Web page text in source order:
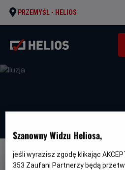
PRZEMYŚL - HELIOS
NAPISY
Szanowny Widzu Heliosa,
jeśli wyrazisz zgodę klikając
353 Zaufani Partnerzy będą